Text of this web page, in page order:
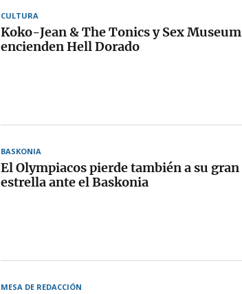
CULTURA
Koko-Jean & The Tonics y Sex Museum
encienden Hell Dorado
BASKONIA
El Olympiacos pierde también a su gran
estrella ante el Baskonia
MESA DE REDACCIÓN